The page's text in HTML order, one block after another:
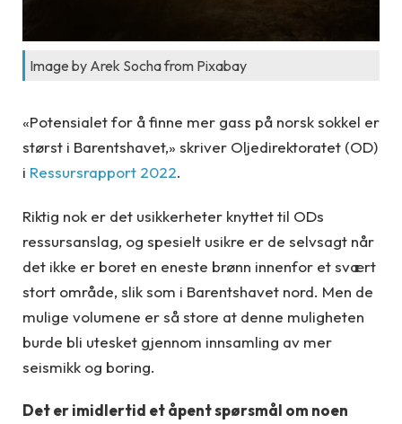
Image by Arek Socha from Pixabay
«Potensialet for å finne mer gass på norsk sokkel er
størst i Barentshavet,» skriver Oljedirektoratet (OD)
i Ressursrapport 2022.
Riktig nok er det usikkerheter knyttet til ODs
ressursanslag, og spesielt usikre er de selvsagt når
det ikke er boret en eneste brønn innenfor et svært
stort område, slik som i Barentshavet nord. Men de
mulige volumene er så store at denne muligheten
burde bli utesket gjennom innsamling av mer
seismikk og boring.
Det er imidlertid et åpent spørsmål om noen